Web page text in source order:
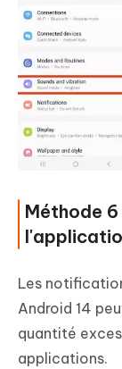
Méthode
Les
Android 14
quantité
applications.